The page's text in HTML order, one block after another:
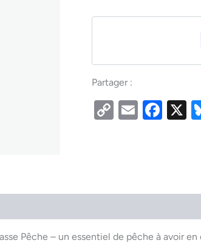
Partager :
CopyEmail X
Pêche – un essentiel de pêche à avoir